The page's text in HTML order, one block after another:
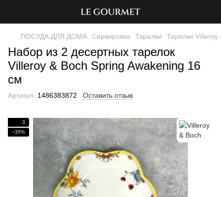
ПОСУДА ДЛЯ ДОМА Сервировка Тарелки Тарелки Villeroy
Набор из 2 десертных тарелок
Villeroy & Boch Spring Awakening 16
см
Артикул: 1486383872 Оставить отзыв
3
−35%